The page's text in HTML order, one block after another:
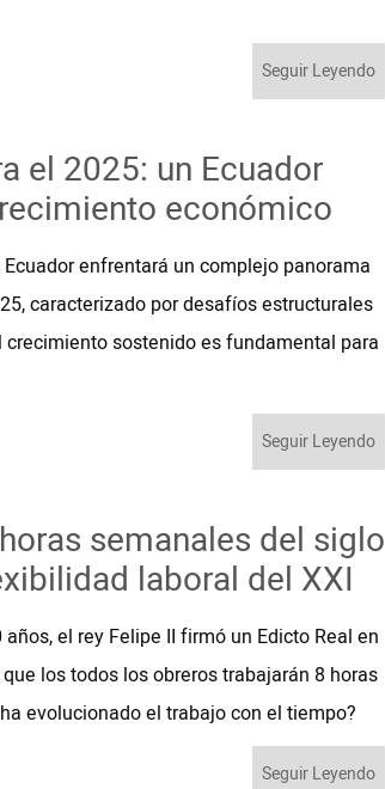
Seguir Leyendo
el 2025: un Ecuador
económico
enfrentará un complejo panorama
caracterizado por desafíos estructurales
crecimiento sostenido es fundamental para
Seguir Leyendo
semanales del siglo
laboral del XXI
el rey Felipe II firmó un Edicto Real en
los todos los obreros trabajarán 8 horas
evolucionado el trabajo con el tiempo?
Seguir Leyendo